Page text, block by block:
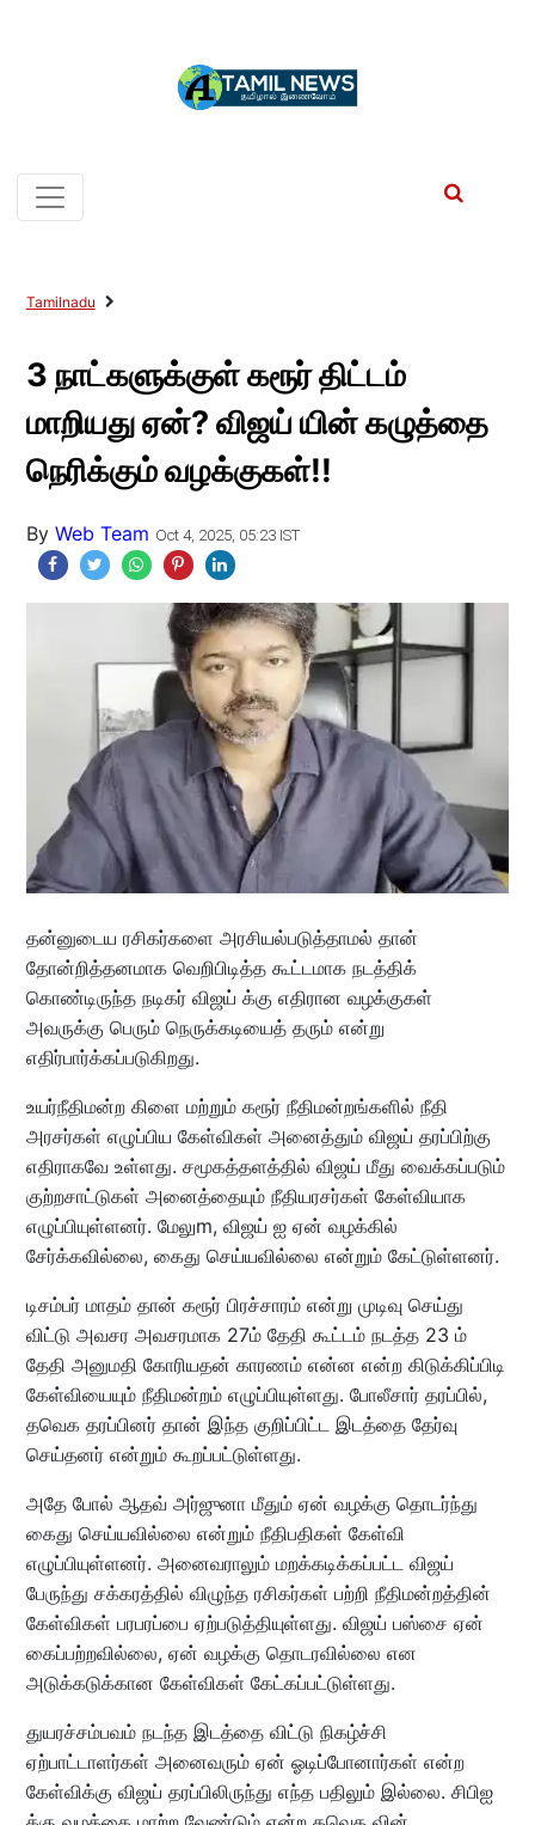
Tamilnadu
3 நாட்களுக்குள் கரூர் திட்டம்
மாறியது ஏன்? விஜய் யின் கழுத்தை
நெரிக்கும் வழக்குகள்!!
By Web Team Oct 4, 2025, 05:23 IST
தன்னுடைய ரசிகர்களை அரசியல்படுத்தாமல் தான்
தோன்றித்தனமாக வெறிபிடித்த கூட்டமாக நடத்திக்
கொண்டிருந்த நடிகர் விஜய் க்கு எதிரான வழக்குகள்
அவருக்கு பெரும் நெருக்கடியைத் தரும் என்று
எதிர்பார்க்கப்படுகிறது.
உயர்நீதிமன்ற கிளை மற்றும் கரூர் நீதிமன்றங்களில் நீதி
அரசர்கள் எழுப்பிய கேள்விகள் அனைத்தும் விஜய் தரப்பிற்கு
எதிராகவே உள்ளது. சமூகத்தளத்தில் விஜய் மீது வைக்கப்படும்
குற்றசாட்டுகள் அனைத்தையும் நீதியரசர்கள் கேள்வியாக
எழுப்பியுள்ளனர். மேலுm, விஜய் ஐ ஏன் வழக்கில்
சேர்க்கவில்லை, கைது செய்யவில்லை என்றும் கேட்டுள்ளனர்.
டிசம்பர் மாதம் தான் கரூர் பிரச்சாரம் என்று முடிவு செய்து
விட்டு அவசர அவசரமாக 27ம் தேதி கூட்டம் நடத்த 23 ம்
தேதி அனுமதி கோரியதன் காரணம் என்ன என்ற கிடுக்கிப்பிடி
கேள்வியையும் நீதிமன்றம் எழுப்பியுள்ளது. போலீசார் தரப்பில்,
தவெக தரப்பினர் தான் இந்த குறிப்பிட்ட இடத்தை தேர்வு
செய்தனர் என்றும் கூறப்பட்டுள்ளது.
அதே போல் ஆதவ் அர்ஜுனா மீதும் ஏன் வழக்கு தொடர்ந்து
கைது செய்யவில்லை என்றும் நீதிபதிகள் கேள்வி
எழுப்பியுள்ளனர். அனைவராலும் மறக்கடிக்கப்பட்ட விஜய்
பேருந்து சக்கரத்தில் விழுந்த ரசிகர்கள் பற்றி நீதிமன்றத்தின்
கேள்விகள் பரபரப்பை ஏற்படுத்தியுள்ளது. விஜய் பஸ்சை ஏன்
கைப்பற்றவில்லை, ஏன் வழக்கு தொடரவில்லை என
அடுக்கடுக்கான கேள்விகள் கேட்கப்பட்டுள்ளது.
துயரச்சம்பவம் நடந்த இடத்தை விட்டு நிகழ்ச்சி
ஏற்பாட்டாளர்கள் அனைவரும் ஏன் ஓடிப்போனார்கள் என்ற
கேள்விக்கு விஜய் தரப்பிலிருந்து எந்த பதிலும் இல்லை. சிபிஐ